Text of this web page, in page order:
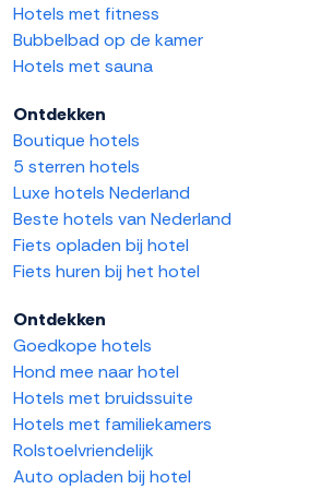
Hotels met fitness
Bubbelbad op de kamer
Hotels met sauna
Ontdekken
Boutique hotels
5 sterren hotels
Luxe hotels Nederland
Beste hotels van Nederland
Fiets opladen bij hotel
Fiets huren bij het hotel
Ontdekken
Goedkope hotels
Hond mee naar hotel
Hotels met bruidssuite
Hotels met familiekamers
Rolstoelvriendelijk
Auto opladen bij hotel